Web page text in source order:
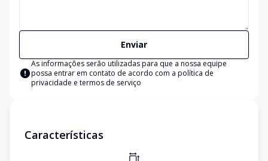
Enviar
As informações serão utilizadas para que a nossa equipe
possa entrar em contato de acordo com a política de
privacidade e termos de serviço
Características